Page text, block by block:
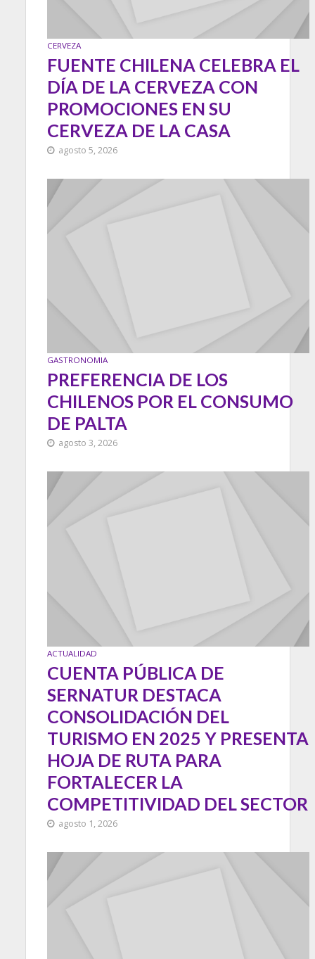
CERVEZA
FUENTE CHILENA CELEBRA EL
DÍA DE LA CERVEZA CON
PROMOCIONES EN SU
CERVEZA DE LA CASA
agosto 5, 2026
GASTRONOMIA
PREFERENCIA DE LOS
CHILENOS POR EL CONSUMO
DE PALTA
agosto 3, 2026
ACTUALIDAD
CUENTA PÚBLICA DE
SERNATUR DESTACA
CONSOLIDACIÓN DEL
TURISMO EN 2025 Y PRESENTA
HOJA DE RUTA PARA
FORTALECER LA
COMPETITIVIDAD DEL SECTOR
agosto 1, 2026